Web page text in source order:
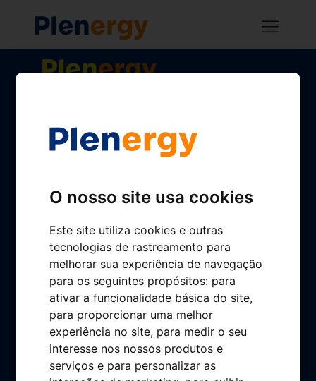
O nosso site usa cookies
Este site utiliza cookies e outras
tecnologias de rastreamento para
melhorar sua experiência de navegação
para os seguintes propósitos: para
ativar a funcionalidade básica do site,
para proporcionar uma melhor
experiência no site, para medir o seu
interesse nos nossos produtos e
serviços e para personalizar as
[mapaplenoil]
Buscador de gasolineras
Plenergy en cifras
Cultura Plenergy
Sostenibilidad
Calidad Plenergy
Empleo
Sala de prensa